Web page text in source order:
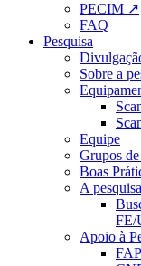
PECIM ↗
FAQ
Pesquisa
Sobre a
Equipe
Grupos de
Boas
A
FE/
Apoio à